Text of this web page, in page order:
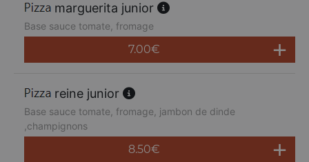
marguerita junior
Base sauce tomate, fromage
7.00€
reine junior
Base sauce tomate, fromage, jambon de dinde
,champignons
8.50€